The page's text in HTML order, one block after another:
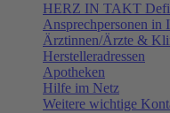
HERZ IN TAKT
Ansprechpersonen in
Ärztinnen/Ärzte &
Herstelleradressen
Apotheken
Hilfe im Netz
Weitere wichtige